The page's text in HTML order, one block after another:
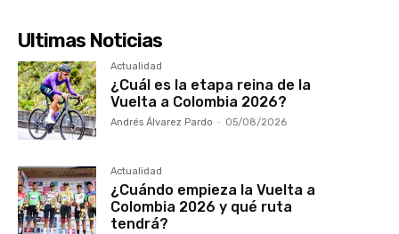
Ultimas Noticias
Actualidad
¿Cuál es la etapa reina de la
Vuelta a Colombia 2026?
Andrés Álvarez Pardo - 05/08/2026
Actualidad
¿Cuándo empieza la Vuelta a
Colombia 2026 y qué ruta
tendrá?